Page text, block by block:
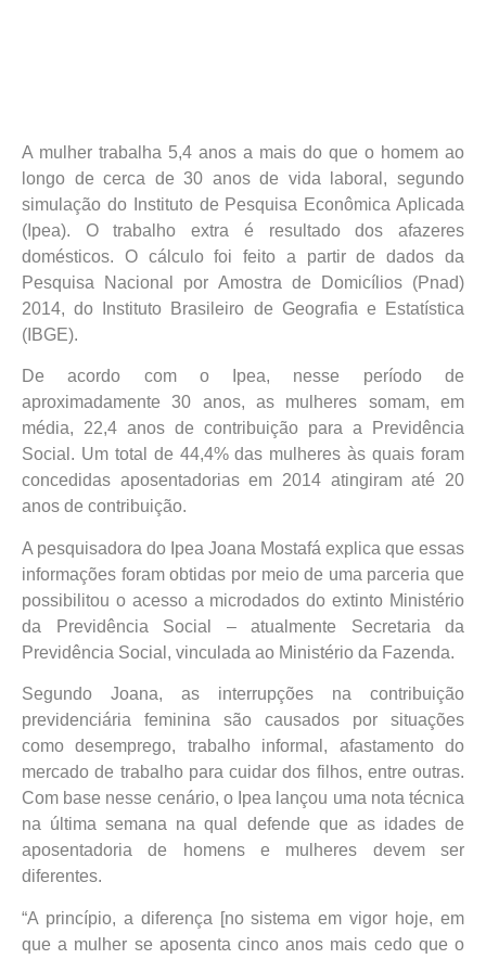
A mulher trabalha 5,4 anos a mais do que o homem ao
longo de cerca de 30 anos de vida laboral, segundo
simulação do Instituto de Pesquisa Econômica Aplicada
(Ipea). O trabalho extra é resultado dos afazeres
domésticos. O cálculo foi feito a partir de dados da
Pesquisa Nacional por Amostra de Domicílios (Pnad)
2014, do Instituto Brasileiro de Geografia e Estatística
(IBGE).
De acordo com o Ipea, nesse período de
aproximadamente 30 anos, as mulheres somam, em
média, 22,4 anos de contribuição para a Previdência
Social. Um total de 44,4% das mulheres às quais foram
concedidas aposentadorias em 2014 atingiram até 20
anos de contribuição.
A pesquisadora do Ipea Joana Mostafá explica que essas
informações foram obtidas por meio de uma parceria que
possibilitou o acesso a microdados do extinto Ministério
da Previdência Social – atualmente Secretaria da
Previdência Social, vinculada ao Ministério da Fazenda.
Segundo Joana, as interrupções na contribuição
previdenciária feminina são causados por situações
como desemprego, trabalho informal, afastamento do
mercado de trabalho para cuidar dos filhos, entre outras.
Com base nesse cenário, o Ipea lançou uma nota técnica
na última semana na qual defende que as idades de
aposentadoria de homens e mulheres devem ser
diferentes.
“A princípio, a diferença [no sistema em vigor hoje, em
que a mulher se aposenta cinco anos mais cedo que o